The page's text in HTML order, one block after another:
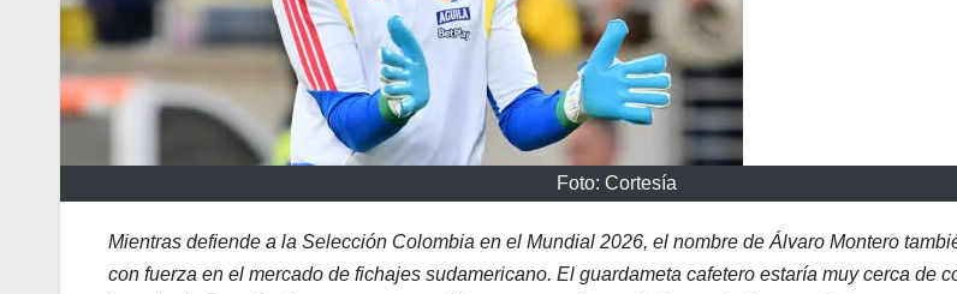
Foto: Cortesía
Mientras defiende a la Selección Colombia en el Mundial 2026, el nombre de Álvaro Montero
con fuerza en el mercado de fichajes sudamericano. El guardameta cafetero estaría muy cerca de